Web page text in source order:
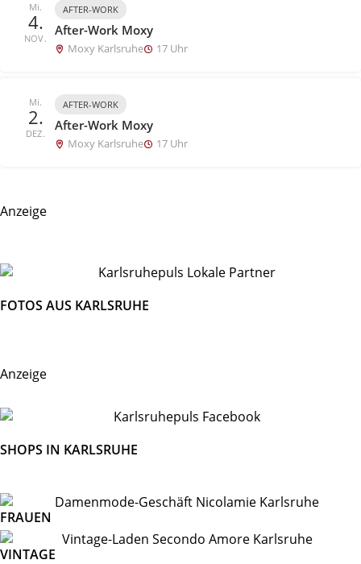
Mi.
4.
NOV.
AFTER-WORK
After-Work Moxy
Moxy Karlsruhe 17 Uhr
Mi.
2.
DEZ.
AFTER-WORK
After-Work Moxy
Moxy Karlsruhe 17 Uhr
Anzeige
FOTOS AUS KARLSRUHE
Anzeige
SHOPS IN KARLSRUHE
FRAUEN
VINTAGE